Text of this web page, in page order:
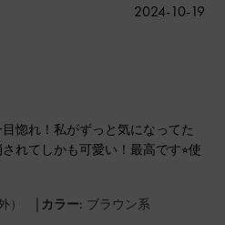
惚れ！私がずっと気になってた
れてしかも可愛い！最高です⭐︎使
） | カラー: ブラウン系
公
2024-10-19